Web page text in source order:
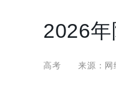
2026年
高考 来源：网